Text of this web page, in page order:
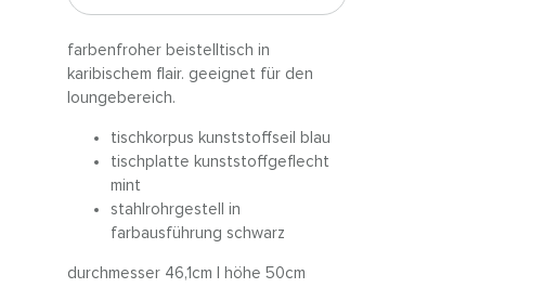
farbenfroher beistelltisch in
karibischem flair. geeignet für den
loungebereich.
tischkorpus kunststoffseil blau
tischplatte kunststoffgeflecht
mint
stahlrohrgestell in
farbausführung schwarz
durchmesser 46,1cm | höhe 50cm